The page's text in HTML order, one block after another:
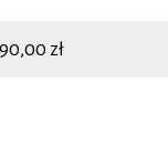
zł